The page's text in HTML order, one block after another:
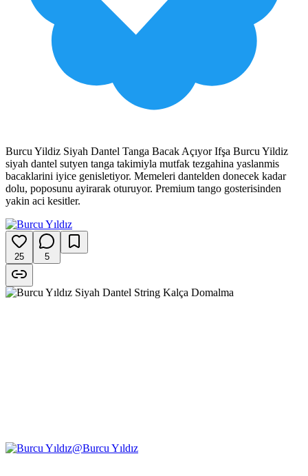
Burcu Yildiz Siyah Dantel Tanga Bacak Açıyor Ifşa Burcu Yildiz
siyah dantel sutyen tanga takimiyla mutfak tezgahina yaslanmis
bacaklarini iyice genisletiyor. Memeleri dantelden donecek kadar
dolu, poposunu ayirarak oturuyor. Premium tango gosterisinden
yakin aci kesitler.
25 5
@Burcu Yıldız